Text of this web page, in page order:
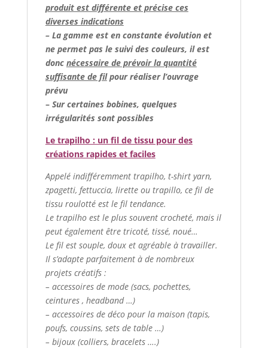
produit est différente et précise ces
diverses indications
– La gamme est en constante évolution et
ne permet pas le suivi des couleurs, il est
donc nécessaire de prévoir la quantité
suffisante de filpour réaliser l’ouvrage
prévu
– Sur certaines bobines, quelques
irrégularités sont possibles
Le trapilho : un fil de tissu pour des
créations rapides et faciles
Appelé indifféremment trapilho, t-shirt yarn,
zpagetti, fettuccia, lirette ou trapillo, ce fil de
tissu roulotté est le fil tendance.
Le trapilho est le plus souvent crocheté, mais il
peut également être tricoté, tissé, noué…
Le fil est souple, doux et agréable à travailler.
Il s’adapte parfaitement à de nombreux
projets créatifs :
– accessoires de mode (sacs, pochettes,
ceintures , headband …)
– accessoires de déco pour la maison (tapis,
poufs, coussins, sets de table …)
– bijoux (colliers, bracelets ….)